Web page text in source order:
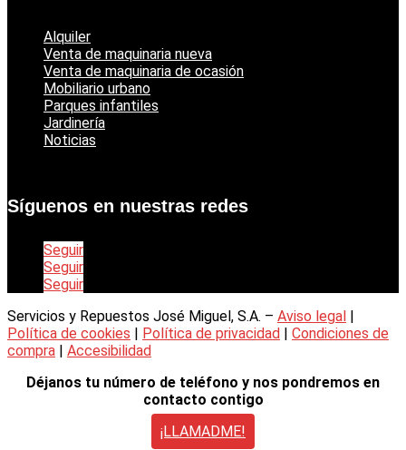
Alquiler
Venta de maquinaria nueva
Venta de maquinaria de ocasión
Mobiliario urbano
Parques infantiles
Jardinería
Noticias
Síguenos en nuestras redes
Seguir
Seguir
Seguir
Servicios y Repuestos José Miguel, S.A. – Aviso legal |
Política de cookies | Política de privacidad | Condiciones de
compra | Accesibilidad
Déjanos tu número de teléfono y nos pondremos en
contacto contigo
¡LLAMADME!